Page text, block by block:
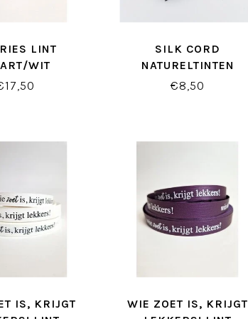
LINT
WIT
SILK CORD
NATURELTINTEN
€8,50
IS, KRIJGT
WIE ZOET IS, KRIJGT